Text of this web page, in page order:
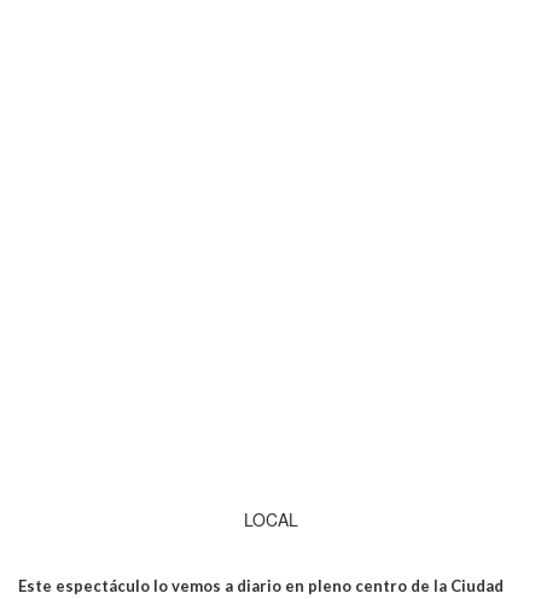
LOCAL
Este espectáculo lo vemos a diario en pleno centro de la Ciudad